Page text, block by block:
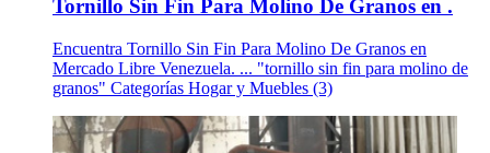
Tornillo Sin Fin Para Molino De Granos en .
Encuentra Tornillo Sin Fin Para Molino De Granos en
Mercado Libre Venezuela. ... "tornillo sin fin para molino de
granos" Categorías Hogar y Muebles (3)